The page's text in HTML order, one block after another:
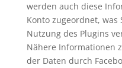
werden auch diese
Konto zugeordnet,
Nutzung des Plugins
Nähere Informationen
der Daten durch